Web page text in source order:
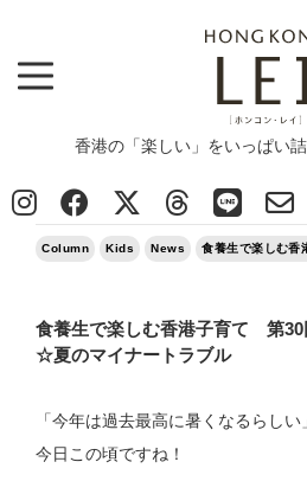
香港の「楽しい」をいっぱい
Column
>
2026/06/27
Column Kids News 食養生で楽しむ香
食養生で楽しむ香港子育て 第
☆夏のマイナートラブル
「今年は過去最高に暑くなるらしい
今日この頃ですね！